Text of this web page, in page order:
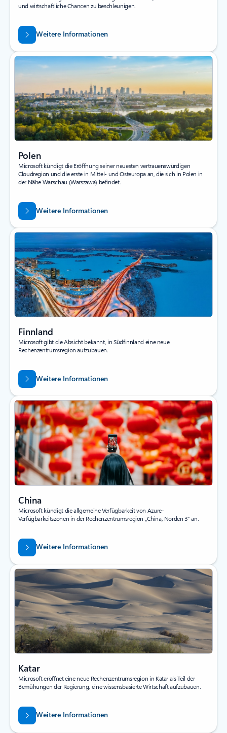
und wirtschaftliche Chancen zu beschleunigen.
Weitere Informationen
Polen
Microsoft kündigt die Eröffnung seiner neuesten vertrauenswürdigen
Cloudregion und die erste in Mittel- und Osteuropa an, die sich in Polen in
der Nähe Warschau (Warszawa) befindet.
Weitere Informationen
Finnland
Microsoft gibt die Absicht bekannt, in Südfinnland eine neue
Rechenzentrumsregion aufzubauen.
Weitere Informationen
China
Microsoft kündigt die allgemeine Verfügbarkeit von Azure-
Verfügbarkeitszonen in der Rechenzentrumsregion „China, Norden 3“ an.
Weitere Informationen
Katar
Microsoft eröffnet eine neue Rechenzentrumsregion in Katar als Teil der
Bemühungen der Regierung, eine wissensbasierte Wirtschaft aufzubauen.
Weitere Informationen